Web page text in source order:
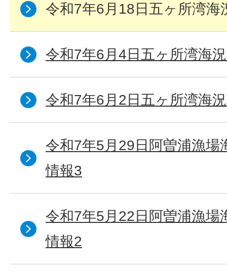
令和7年6月18日五ヶ所湾海
令和7年6月4日五ヶ所湾海
令和7年6月2日五ヶ所湾海
令和7年5月29日阿曽浦漁場
情報3
令和7年5月22日阿曽浦漁場
情報2